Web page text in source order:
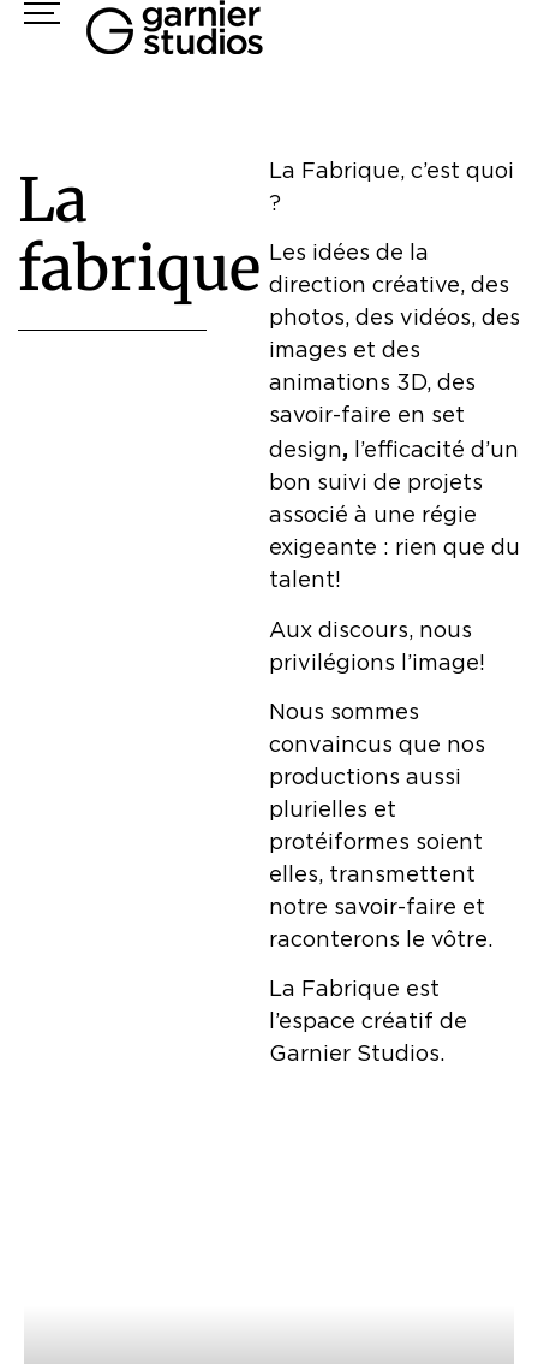
La
fabrique
La Fabrique, c’est quoi
?
Les idées de la
direction créative, des
photos, des vidéos, des
images et des
animations 3D, des
savoir-faire en set
design,
l’efficacité d’un
bon suivi de projets
associé à une régie
exigeante : rien que du
talent!
Aux discours, nous
privilégions l’image!
Nous sommes
convaincus que nos
productions aussi
plurielles et
protéiformes soient
elles, transmettent
notre savoir-faire et
raconterons le vôtre.
La Fabrique est
l’espace créatif de
Garnier Studios.
Panneau de gestion des cookies